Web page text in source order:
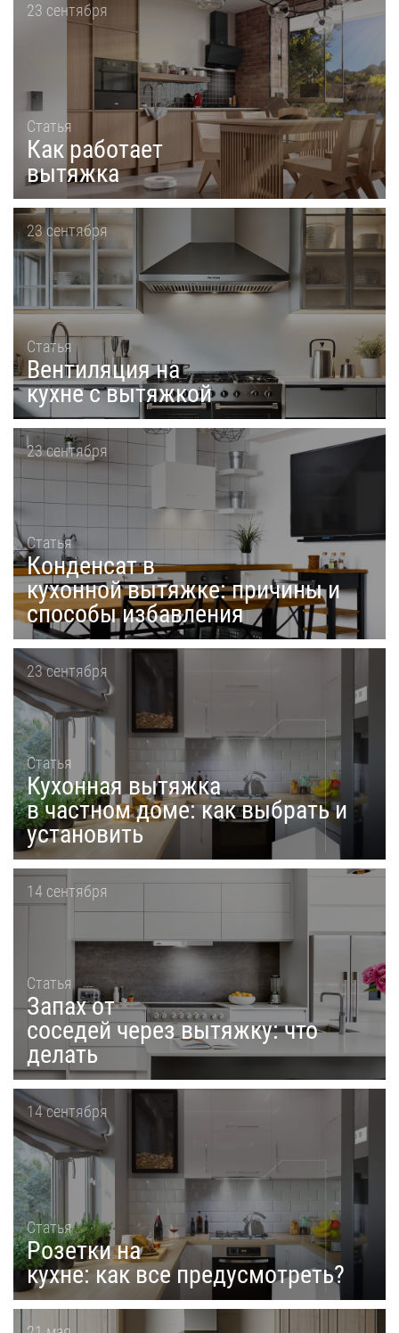
23 сентября
Статья
Как работает
вытяжка
23 сентября
Статья
Вентиляция на
кухне с вытяжкой
23 сентября
Статья
Конденсат в
кухонной вытяжке: причины и
способы избавления
23 сентября
Статья
Кухонная вытяжка
в частном доме: как выбрать и
установить
14 сентября
Статья
Запах от
соседей через вытяжку: что
делать
14 сентября
Статья
Розетки на
кухне: как все предусмотреть?